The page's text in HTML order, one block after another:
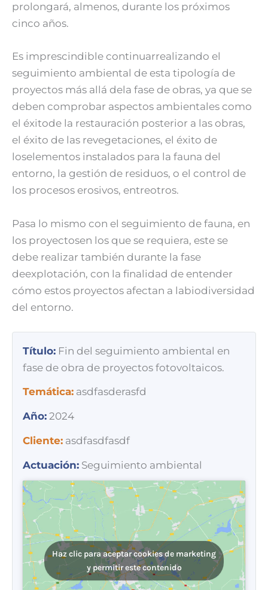
prolongará, almenos, durante los próximos
cinco años.
Es imprescindible continuarrealizando el
seguimiento ambiental de esta tipología de
proyectos más allá dela fase de obras, ya que se
deben comprobar aspectos ambientales como
el éxitode la restauración posterior a las obras,
el éxito de las revegetaciones, el éxito de
loselementos instalados para la fauna del
entorno, la gestión de residuos, o el control de
los procesos erosivos, entreotros.
Pasa lo mismo con el seguimiento de fauna, en
los proyectosen los que se requiera, este se
debe realizar también durante la fase
deexplotación, con la finalidad de entender
cómo estos proyectos afectan a labiodiversidad
del entorno.
Título: Fin del seguimiento ambiental en
fase de obra de proyectos fotovoltaicos.
Temática: asdfasderasfd
Año: 2024
Cliente: asdfasdfasdf
Actuación: Seguimiento ambiental
Haz clic para aceptar cookies de marketing
y permitir este contenido